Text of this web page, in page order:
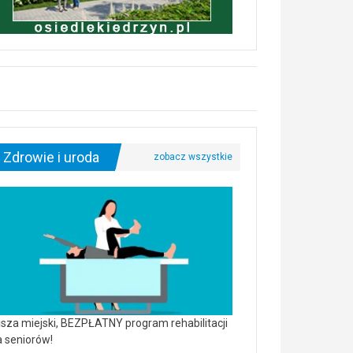
Zdrowie i uroda
miejski, BEZPŁATNY program rehabilitacji
seniorów!